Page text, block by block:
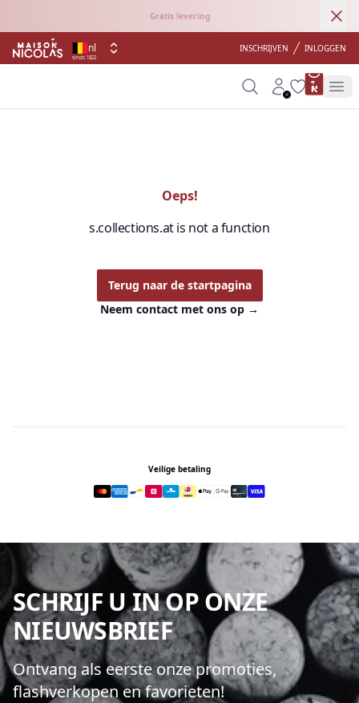
Gratis levering
sinds 1822
nl INSCHRIJVEN INLOGGEN
SearchAccount
Wishlist
Oeps!
s.collections.at is not a function
Terug naar de startpagina
Neem contact met ons op →
Veilige betaling
SCHRIJF U IN OP ONZE
NIEUWSBRIEF
Ontvang als eerste onze promoties,
flashverkopen en favorieten!